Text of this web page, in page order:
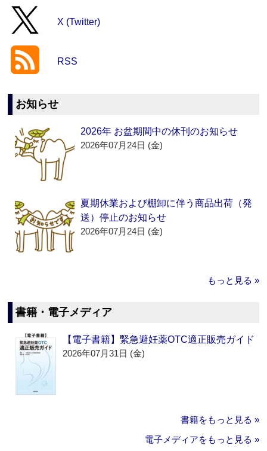
X (Twitter)
RSS
お知らせ
2026年 お盆期間中の休刊のお知らせ
2026年07月24日 (金)
夏期休業および棚卸に伴う商品出荷（発
送）停止のお知らせ
2026年07月24日 (金)
もっと見る »
書籍・電子メディア
【電子書籍】緊急避妊薬OTC適正販売ガイド
2026年07月31日 (金)
書籍をもっと見る »
電子メディアをもっと見る »